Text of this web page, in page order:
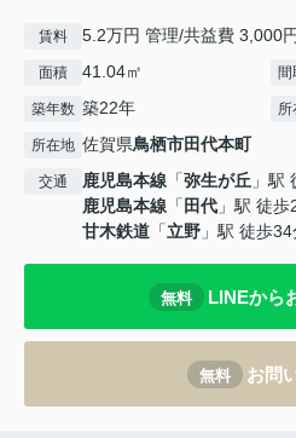
賃料 5.2万円 管理/共益費 3,000円
面積 41.04㎡ 間
築年数 築22年 所
所在地 佐賀県鳥栖市田代本町
交通 鹿児島本線 「弥生が丘 」駅
鹿児島本線 「 田代 」駅 徒歩
甘木鉄道 「立野 」駅 徒歩
無料 LINEから
無料 お問